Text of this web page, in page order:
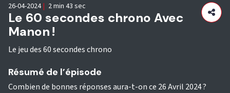
Le 60 secondes chrono Avec
Manon !
Le jeu des 60 secondes chrono
26-04-2024 | 2 min 43 sec
Résumé de l’épisode
Combien de bonnes réponses aura-t-on ce 26 Avril 2024 ?